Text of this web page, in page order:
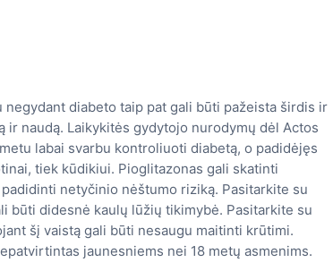
diabeto taip pat gali būti pažeista širdis ir
naudą. Laikykitės gydytojo nurodymų dėl Actos
labai svarbu kontroliuoti diabetą, o padidėjęs
tiek kūdikiui. Pioglitazonas gali skatinti
netyčinio nėštumo riziką. Pasitarkite su
būti didesnė kaulų lūžių tikimybė. Pasitarkite su
šį vaistą gali būti nesaugu maitinti krūtimi.
jaunesniems nei 18 metų asmenims.